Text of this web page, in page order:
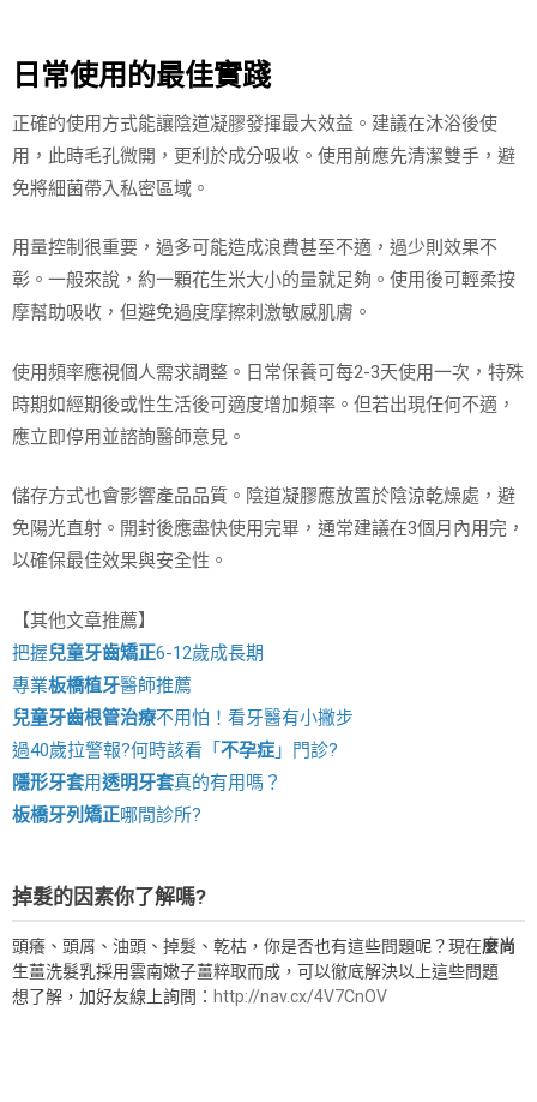
日常使用的最佳實踐
正確的使用方式能讓陰道凝膠發揮最大效益。建議在沐浴後使
用，此時毛孔微開，更利於成分吸收。使用前應先清潔雙手，避
免將細菌帶入私密區域。
用量控制很重要，過多可能造成浪費甚至不適，過少則效果不
彰。一般來說，約一顆花生米大小的量就足夠。使用後可輕柔按
摩幫助吸收，但避免過度摩擦刺激敏感肌膚。
使用頻率應視個人需求調整。日常保養可每2-3天使用一次，特殊
時期如經期後或性生活後可適度增加頻率。但若出現任何不適，
應立即停用並諮詢醫師意見。
儲存方式也會影響產品品質。陰道凝膠應放置於陰涼乾燥處，避
免陽光直射。開封後應盡快使用完畢，通常建議在3個月內用完，
以確保最佳效果與安全性。
【其他文章推薦】
把握兒童牙齒矯正6-12歲成長期
專業板橋植牙醫師推薦
兒童牙齒根管治療不用怕！看牙醫有小撇步
過40歲拉警報?何時該看「 不孕症 」門診?
隱形牙套用透明牙套真的有用嗎？
板橋牙列矯正哪間診所?
掉髮的因素你了解嗎?
頭癢、頭屑、油頭、掉髮、乾枯，你是否也有這些問題呢？現在麼尚
生薑洗髮乳採用雲南嫩子薑粹取而成，可以徹底解決以上這些問題
想了解，加好友線上詢問： http://nav.cx/4V7CnOV